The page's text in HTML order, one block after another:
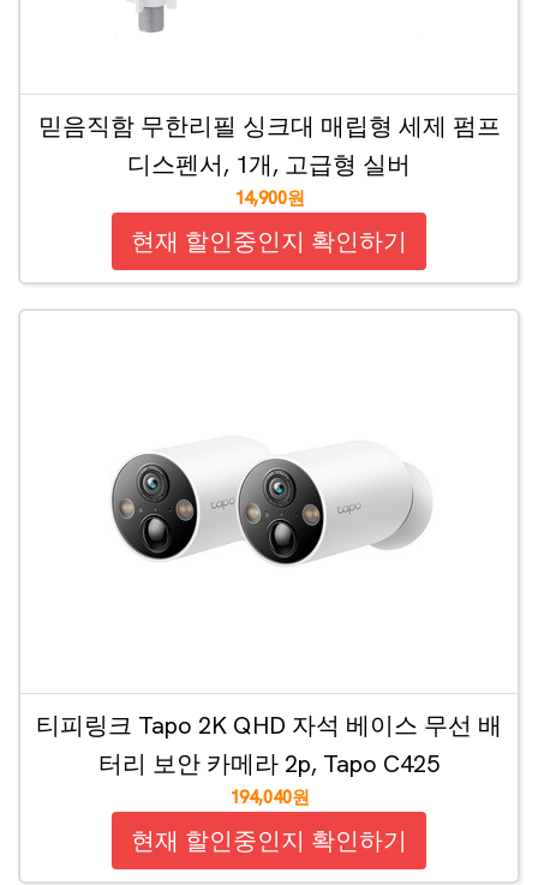
믿음직함 무한리필 싱크대 매립형 세제 펌프
디스펜서, 1개, 고급형 실버
14,900원
현재 할인중인지 확인하기
티피링크 Tapo 2K QHD 자석 베이스 무선 배
터리 보안 카메라 2p, Tapo C425
194,040원
현재 할인중인지 확인하기